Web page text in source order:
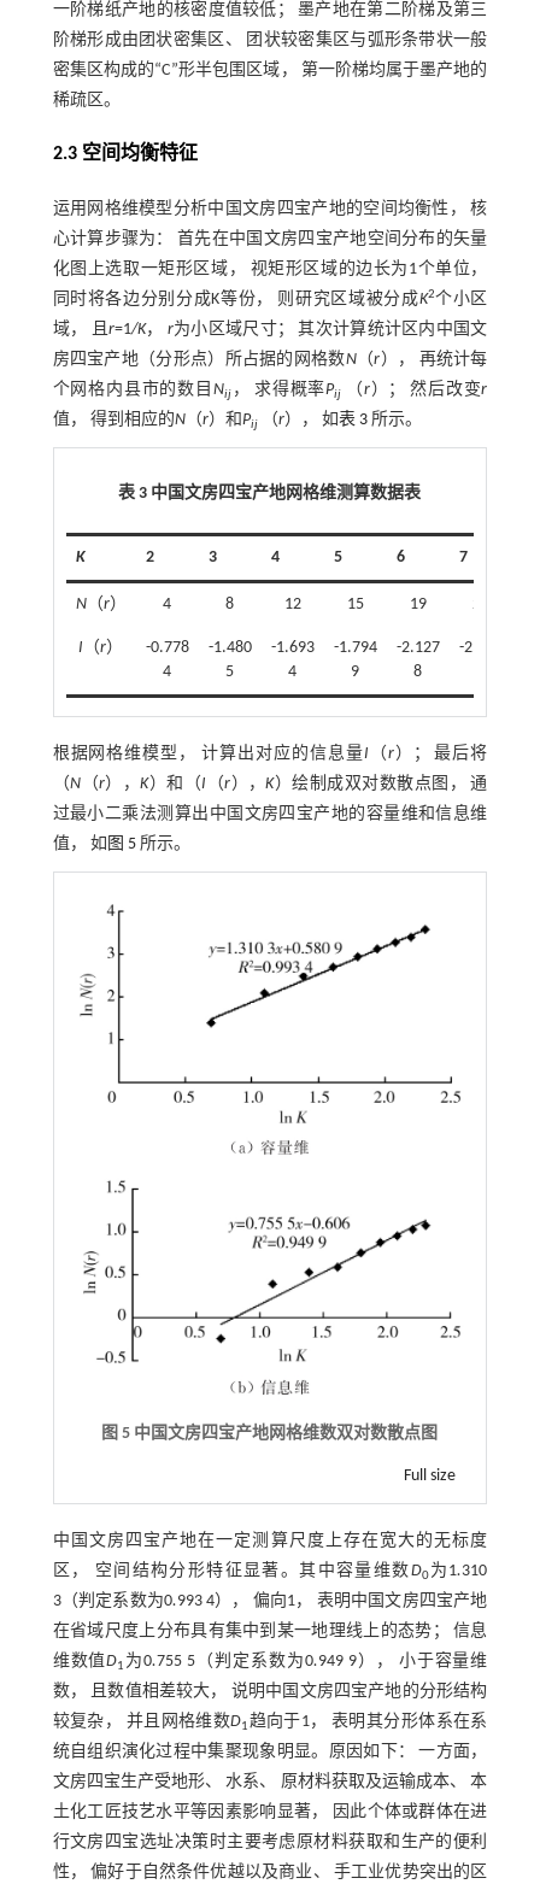
一阶梯纸产地的核密度值较低； 墨产地在第二阶梯及第三
阶梯形成由团状密集区、 团状较密集区与弧形条带状一般
密集区构成的“C”形半包围区域， 第一阶梯均属于墨产地的
稀疏区。
2.3 空间均衡特征
运用网格维模型分析中国文房四宝产地的空间均衡性， 核
心计算步骤为： 首先在中国文房四宝产地空间分布的矢量
化图上选取一矩形区域， 视矩形区域的边长为1个单位，
同时将各边分别分成K等份， 则研究区域被分成K2个小区
域， 且r=1/K， r为小区域尺寸； 其次计算统计区内中国文
房四宝产地（分形点）所占据的网格数N（r）， 再统计每
个网格内县市的数目 Nij， 求得概率Pij （r）； 然后改变r
值， 得到相应的N（r）和Pij（r）， 如表 3所示。
表 3 中国文房四宝产地网格维测算数据表
K 2 3 4 5 6 7
N（r） 4 8 12 15 19 23
I （r）
-0.778
4
-1.480
5
-1.693
4
-1.794
9
-2.127
8
-2.409
根据网格维模型， 计算出对应的信息量I （r）； 最后将
（N （r），K）和（I （r），K）绘制成双对数散点图， 通
过最小二乘法测算出中国文房四宝产地的容量维和信息维
值， 如 图 5所示。
图 5 中国文房四宝产地网格维数双对数散点图
Full size
中国文房四宝产地在一定测算尺度上存在宽大的无标度
区， 空间结构分形特征显著。其中容量维数D0为1.310
3（判定系数为0.993 4）， 偏向1， 表明中国文房四宝产地
在省域尺度上分布具有集中到某一地理线上的态势； 信息
维数值D1 为0.755 5（判定系数为0.949 9）， 小于容量维
数， 且数值相差较大， 说明中国文房四宝产地的分形结构
较复杂， 并且网格维数D1趋向于1， 表明其分形体系在系
统自组织演化过程中集聚现象明显。原因如下： 一方面，
文房四宝生产受地形、 水系、 原材料获取及运输成本、 本
土化工匠技艺水平等因素影响显著， 因此个体或群体在进
行文房四宝选址决策时主要考虑原材料获取和生产的便利
性， 偏好于自然条件优越以及商业、 手工业优势突出的区